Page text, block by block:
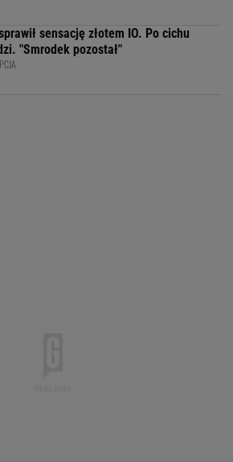
sensację złotem IO. Po cichu
"Smrodek pozostał"